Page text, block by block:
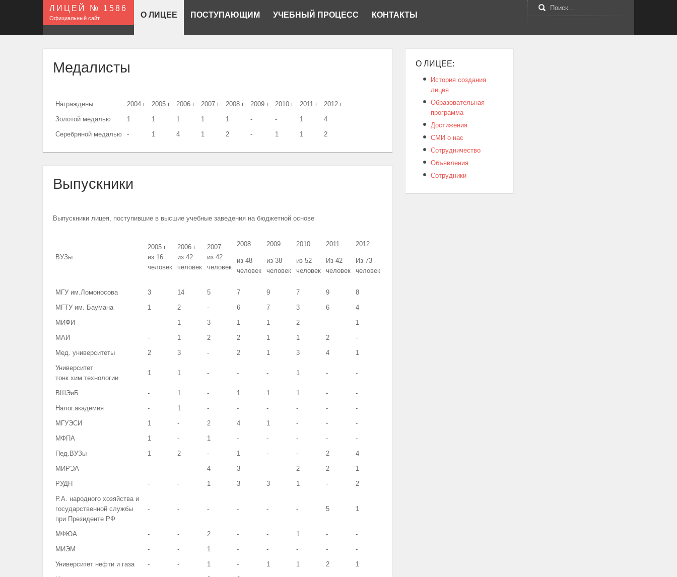
ЛИЦЕЙ № 1586
Официальный сайт О ЛИЦЕЕ ПОСТУПАЮЩИМ УЧЕБНЫЙ ПРОЦЕСС КОНТАКТЫ
Медалисты
Награждены 2004 г. 2005 г. 2006 г. 2007 г. 2008 г. 2009 г. 2010 г. 2011 г.
2012 г.
Золотой медалью
1 1 1 1 1 - - 1
4
Серебряной медалью
- 1 4 1 2 - 1 1 2
Выпускники
Выпускники лицея, поступившие в высшие учебные заведения на бюджетной основе
ВУЗы
2005 г.
из 16
человек
2006 г.
из 42
человек
2007
из 42
человек
2008
из 48
человек
2009
из 38
человек
2010
из 52
человек
2011
Из 42
человек
2012
Из 73
человек
МГУ им.Ломоносова 3 14 5 7 9 7 9
8
МГТУ им. Баумана
1 2 - 6 7 3 6
4
МИФИ
- 1 3 1 1 2 -
1
МАИ
- 1 2 2 1 1 2
-
Мед. университеты
2 3 - 2 1 3 4
1
Университет
тонк.хим.технологии
1 1 - - - 1 - -
ВШЭиБ - 1 - 1 1 1 -
-
Налог.академия
- 1 - - - - -
-
МГУЭСИ
1 - 2 4 1 - -
-
МФПА
1 - 1 - - - -
-
Пед.ВУЗы
1 2 - 1 - - 2
4
МИРЭА
- - 4 3 - 2 2
1
РУДН
- - 1 3 3 1 -
2
Р.А. народного хозяйства и
государственной службы
при Президенте РФ
- - - - - - 5 1
МФЮА - - 2 - - 1 -
-
МИЭМ
- - 1 - - - -
-
Университет нефти и газа
- - 1 - 1 1 2
1
О ЛИЦЕЕ:
История создания
лицея
Образовательная
программа
Достижения
СМИ о нас
Сотрудничество
Объявления
Сотрудники